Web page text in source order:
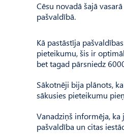
Cēsu novadā šajā
pašvaldībā.
Kā pastāstīja
pieteikumu, šis ir
bet tagad pārsniedz
Sākotnēji bija plānots,
sākusies pieteikumu
Vanadziņš informēja, ka
pašvaldība un citas